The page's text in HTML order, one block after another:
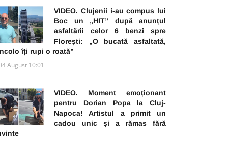
VIDEO. Clujenii i-au compus lui
Boc un „HIT” după anunțul
asfaltării celor 6 benzi spre
Florești: „O bucată asfaltată,
îți rupi o roată”
August 10:01
VIDEO. Moment emoționant
pentru Dorian Popa la Cluj-
Napoca! Artistul a primit un
cadou unic și a rămas fără